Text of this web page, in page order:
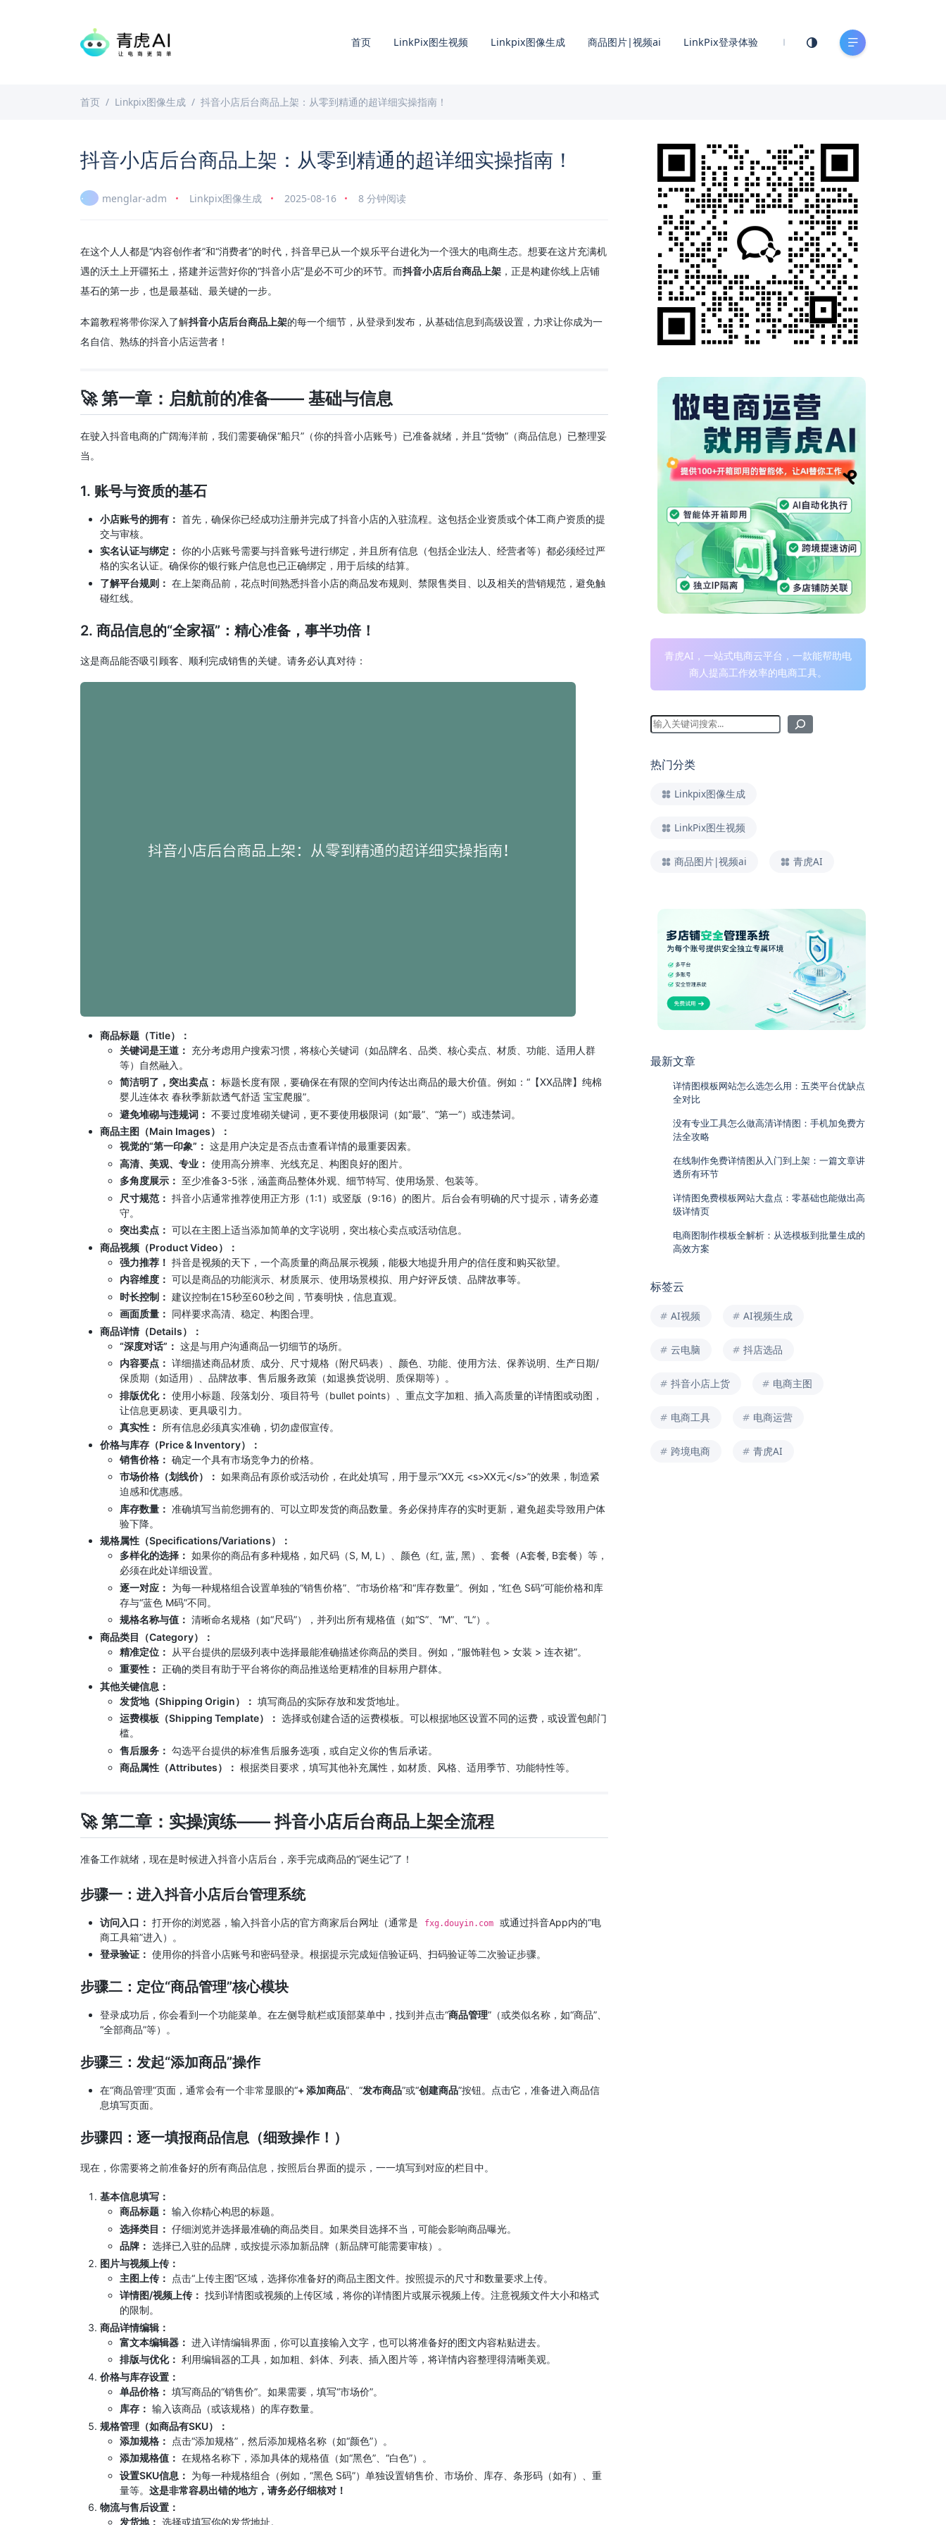
首页 LinkPix图生视频 Linkpix图像生成 商品图片|视频ai LinkPix登录体验
首页 Linkpix图像生成 抖音小店后台商品上架：从零到精通的超详细实操指南！
抖音小店后台商品上架：从零到精通的超详细实操指南！
menglar-adm Linkpix图像生成 2025-08-16 8 分钟阅读
在这个人人都是“内容创作者”和“消费者”的时代，抖音早已从一个娱乐平台进化为一个强大的电商生态。想要在这片充满机
遇的沃土上开疆拓土，搭建并运营好你的“抖音小店”是必不可少的环节。而抖音小店后台商品上架 ，正是构建你线上店铺
基石的第一步，也是最基础、最关键的一步。
本篇教程将带你深入了解抖音小店后台商品上架的每一个细节，从登录到发布，从基础信息到高级设置，力求让你成为一
名自信、熟练的抖音小店运营者！
🚀 第一章：启航前的准备—— 基础与信息
在驶入抖音电商的广阔海洋前，我们需要确保“船只”（你的抖音小店账号）已准备就绪，并且“货物”（商品信息）已整理妥
当。
1. 账号与资质的基石
小店账号的拥有： 首先，确保你已经成功注册并完成了抖音小店的入驻流程。这包括企业资质或个体工商户资质的提
交与审核。
实名认证与绑定： 你的小店账号需要与抖音账号进行绑定，并且所有信息（包括企业法人、经营者等）都必须经过严
格的实名认证。确保你的银行账户信息也已正确绑定，用于后续的结算。
了解平台规则： 在上架商品前，花点时间熟悉抖音小店的商品发布规则、禁限售类目、以及相关的营销规范，避免触
碰红线。
2. 商品信息的“全家福”：精心准备，事半功倍！
这是商品能否吸引顾客、顺利完成销售的关键。请务必认真对待：
商品标题（Title）：
关键词是王道： 充分考虑用户搜索习惯，将核心关键词（如品牌名、品类、核心卖点、材质、功能、适用人群
等）自然融入。
简洁明了，突出卖点： 标题长度有限，要确保在有限的空间内传达出商品的最大价值。例如：“【XX品牌】纯棉
婴儿连体衣 春秋季新款透气舒适 宝宝爬服”。
避免堆砌与违规词： 不要过度堆砌关键词，更不要使用极限词（如“最”、“第一”）或违禁词。
商品主图（Main Images）：
视觉的“第一印象”： 这是用户决定是否点击查看详情的最重要因素。
高清、美观、专业： 使用高分辨率、光线充足、构图良好的图片。
多角度展示： 至少准备3-5张，涵盖商品整体外观、细节特写、使用场景、包装等。
尺寸规范： 抖音小店通常推荐使用正方形（1:1）或竖版（9:16）的图片。后台会有明确的尺寸提示，请务必遵
守。
突出卖点： 可以在主图上适当添加简单的文字说明，突出核心卖点或活动信息。
商品视频（Product Video）：
强力推荐！ 抖音是视频的天下，一个高质量的商品展示视频，能极大地提升用户的信任度和购买欲望。
内容维度： 可以是商品的功能演示、材质展示、使用场景模拟、用户好评反馈、品牌故事等。
时长控制： 建议控制在15秒至60秒之间，节奏明快，信息直观。
画面质量： 同样要求高清、稳定、构图合理。
商品详情（Details）：
“深度对话”： 这是与用户沟通商品一切细节的场所。
内容要点： 详细描述商品材质、成分、尺寸规格（附尺码表）、颜色、功能、使用方法、保养说明、生产日期/
保质期（如适用）、品牌故事、售后服务政策（如退换货说明、质保期等）。
排版优化： 使用小标题、段落划分、项目符号（bullet points）、重点文字加粗、插入高质量的详情图或动图，
让信息更易读、更具吸引力。
真实性： 所有信息必须真实准确，切勿虚假宣传。
价格与库存（Price & Inventory）：
销售价格： 确定一个具有市场竞争力的价格。
市场价格（划线价）： 如果商品有原价或活动价，在此处填写，用于显示“XX元 <s>XX元</s>”的效果，制造紧
迫感和优惠感。
库存数量： 准确填写当前您拥有的、可以立即发货的商品数量。务必保持库存的实时更新，避免超卖导致用户体
验下降。
规格属性（Specifications/Variations）：
多样化的选择： 如果你的商品有多种规格，如尺码（S, M, L）、颜色（红, 蓝, 黑）、套餐（A套餐, B套餐）等，
必须在此处详细设置。
逐一对应： 为每一种规格组合设置单独的“销售价格”、“市场价格”和“库存数量”。例如，“红色 S码”可能价格和库
存与“蓝色 M码”不同。
规格名称与值： 清晰命名规格（如“尺码”），并列出所有规格值（如“S”、“M”、“L”）。
商品类目（Category）：
精准定位：
从平台提供的层级列表中选择最能准确描述你商品的类目。例如，“服饰鞋包 > 女装 > 连衣裙”。
重要性： 正确的类目有助于平台将你的商品推送给更精准的目标用户群体。
其他关键信息：
发货地（Shipping Origin）： 填写商品的实际存放和发货地址。
运费模板（Shipping Template）： 选择或创建合适的运费模板。可以根据地区设置不同的运费，或设置包邮门
槛。
售后服务： 勾选平台提供的标准售后服务选项，或自定义你的售后承诺。
商品属性（Attributes）： 根据类目要求，填写其他补充属性，如材质、风格、适用季节、功能特性等。
🚀 第二章：实操演练——抖音小店后台商品上架全流程
准备工作就绪，现在是时候进入抖音小店后台，亲手完成商品的“诞生记”了！
步骤一：进入抖音小店后台管理系统
访问入口： 打开你的浏览器，输入抖音小店的官方商家后台网址（通常是 fxg.douyin.com
或通过抖音App内的“电
商工具箱”进入）。
登录验证： 使用你的抖音小店账号和密码登录。根据提示完成短信验证码、扫码验证等二次验证步骤。
步骤二：定位“商品管理”核心模块
登录成功后，你会看到一个功能菜单。在左侧导航栏或顶部菜单中，找到并点击“商品管理”（或类似名称，如“商品”、
“全部商品”等）。
步骤三：发起“添加商品”操作
在“商品管理”页面，通常会有一个非常显眼的“+ 添加商品”、“发布商品”或“创建商品”按钮。点击它，准备进入商品信
息填写页面。
步骤四：逐一填报商品信息（细致操作！）
现在，你需要将之前准备好的所有商品信息，按照后台界面的提示，一一填写到对应的栏目中。
基本信息填写：
商品标题： 输入你精心构思的标题。
选择类目： 仔细浏览并选择最准确的商品类目。如果类目选择不当，可能会影响商品曝光。
品牌： 选择已入驻的品牌，或按提示添加新品牌（新品牌可能需要审核）。
图片与视频上传：
主图上传：
点击“上传主图”区域，选择你准备好的商品主图文件。按照提示的尺寸和数量要求上传。
详情图/视频上传： 找到详情图或视频的上传区域，将你的详情图片或展示视频上传。注意视频文件大小和格式
的限制。
商品详情编辑：
富文本编辑器： 进入详情编辑界面，你可以直接输入文字，也可以将准备好的图文内容粘贴进去。
排版与优化： 利用编辑器的工具，如加粗、斜体、列表、插入图片等，将详情内容整理得清晰美观。
价格与库存设置：
单品价格： 填写商品的“销售价”。如果需要，填写“市场价”。
库存： 输入该商品（或该规格）的库存数量。
规格管理（如商品有SKU）：
添加规格：
点击“添加规格”，然后添加规格名称（如“颜色”）。
添加规格值： 在规格名称下，添加具体的规格值（如“黑色”、“白色”）。
设置SKU信息： 为每一种规格组合（例如，“黑色 S码”）单独设置销售价、市场价、库存、条形码（如有）、重
量等。 这是非常容易出错的地方，请务必仔细核对！
物流与售后设置：
发货地： 选择或填写你的发货地址。
青虎AI，一站式电商云平台，一款能帮助电
商人提高工作效率的电商工具。
热门分类
Linkpix图像生成
LinkPix图生视频
商品图片|视频ai 青虎AI
最新文章
详情图模板网站怎么选怎么用：五类平台优缺点
全对比
没有专业工具怎么做高清详情图：手机加免费方
法全攻略
在线制作免费详情图从入门到上架：一篇文章讲
透所有环节
详情图免费模板网站大盘点：零基础也能做出高
级详情页
电商图制作模板全解析：从选模板到批量生成的
高效方案
标签云
AI视频 AI视频生成
云电脑 抖店选品
抖音小店上货 电商主图
电商工具 电商运营
跨境电商 青虎AI